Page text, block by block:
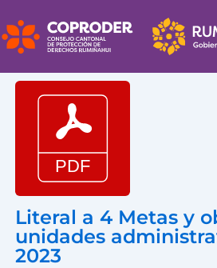
al
contenido
Literal a 4 Metas y
unidades
2023